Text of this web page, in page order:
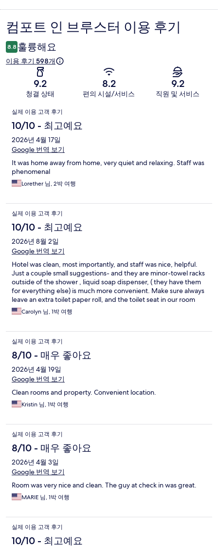
이
용
후
컴포트 인 브루스터 이용 후기
8.8 훌륭해요
이용 후기 598개
9.2
청결 상태
8.2
편의 시설/서비스
9.2
직원 및 서비스
이
용
후
기
실제 이용 고객 후기
10/10 - 최고예요
2026년 4월 17일
Google 번역 보기
It was home away from home, very quiet and relaxing. Staff was
phenomenal
Lorether 님, 2박 여행
실제 이용 고객 후기
10/10 - 최고예요
2026년 8월 2일
Google 번역 보기
Hotel was clean, most importantly, and staff was nice, helpful.
Just a couple small suggestions- and they are minor-towel racks
outside of the shower , liquid soap dispenser, ( they have them
for everything else) is much more convenient. Make sure always
leave an extra toilet paper roll, and the toilet seat in our room
needs straightening and tightening. Again, minor!
Carolyn 님, 1박 여행
실제 이용 고객 후기
8/10 - 매우 좋아요
2026년 4월 19일
Google 번역 보기
Clean rooms and property. Convenient location.
Kristin 님, 1박 여행
실제 이용 고객 후기
8/10 - 매우 좋아요
2026년 4월 3일
Google 번역 보기
Room was very nice and clean. The guy at check in was great.
MARIE 님, 1박 여행
실제 이용 고객 후기
10/10 - 최고예요